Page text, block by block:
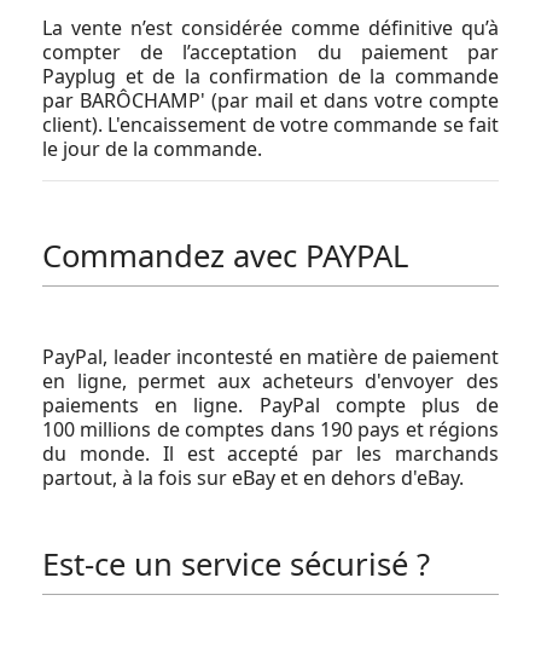
La vente n’est considérée comme définitive qu’à
compter de l’acceptation du paiement par
Payplug et de la confirmation de la commande
par BARÔCHAMP' (par mail et dans votre compte
client). L'encaissement de votre commande se fait
le jour de la commande.
Commandez avec PAYPAL
PayPal, leader incontesté en matière de paiement
en ligne, permet aux acheteurs d'envoyer des
paiements en ligne. PayPal compte plus de
100 millions de comptes dans 190 pays et régions
du monde. Il est accepté par les marchands
partout, à la fois sur eBay et en dehors d'eBay.
Est-ce un service sécurisé ?